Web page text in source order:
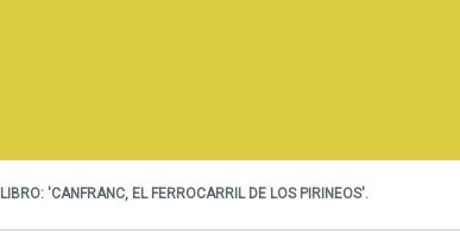
'CANFRANC, EL FERROCARRIL DE LOS PIRINEOS'.